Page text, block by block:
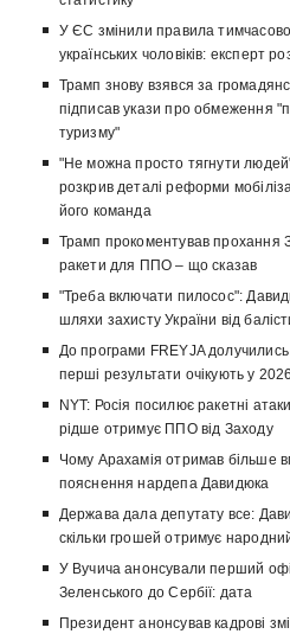
У ЄС змінили правила
українських чоловіків: експерт
Трамп знову взявся за
підписав укази про обмеження
туризму"
"Не можна просто тягнути
розкрив деталі реформи
його команда
Трамп прокоментував прохання
ракети для ППО – що сказав
"Треба включати пилосос":
шляхи захисту України від
До програми FREYJA
перші результати очікують у
NYT: Росія посилює ракетні
рідше отримує ППО від Заходу
Чому Арахамія отримав більше
пояснення нардепа Давидюка
Держава дала депутату все:
скільки грошей отримує
У Вучича анонсували перший
Зеленського до Сербії: дата
Президент анонсував кадрові